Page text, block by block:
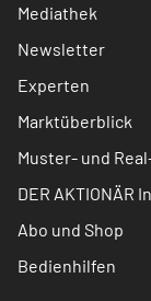
Mediathek
Newsletter
Experten
Marktüberblick
Muster- und
DER AKTIONÄR
Abo und Shop
Bedienhilfen